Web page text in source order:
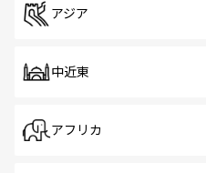
アジア
中近東
アフリカ